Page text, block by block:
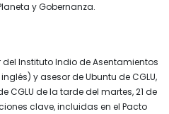
y Gobernanza.
Instituto Indio de Asentamientos
y asesor de Ubuntu de CGLU,
CGLU de la tarde del martes, 21 de
clave, incluidas en el Pacto